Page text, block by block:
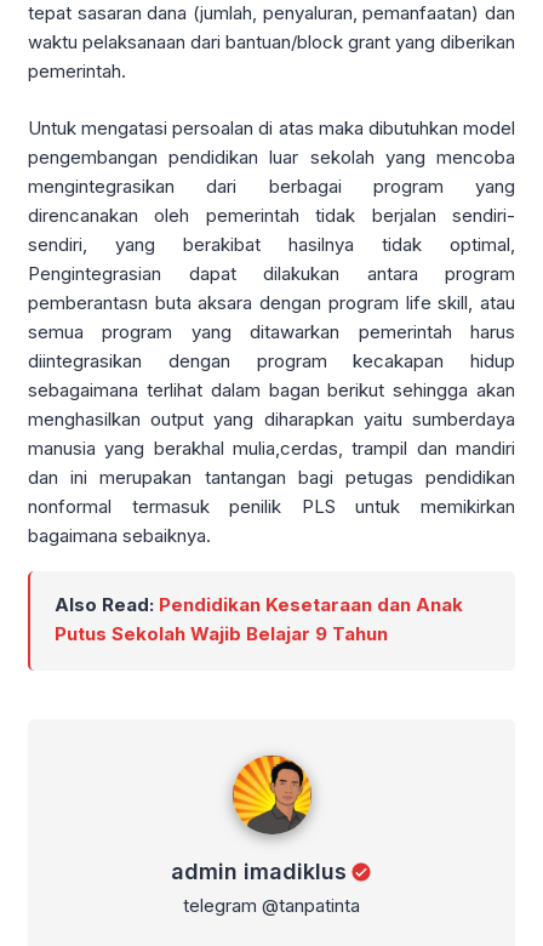
tepat sasaran dana (jumlah, penyaluran, pemanfaatan) dan
waktu pelaksanaan dari bantuan/block grant yang diberikan
pemerintah.
Untuk mengatasi persoalan di atas maka dibutuhkan model
pengembangan pendidikan luar sekolah yang mencoba
mengintegrasikan dari berbagai program yang
direncanakan oleh pemerintah tidak berjalan sendiri-
sendiri, yang berakibat hasilnya tidak optimal,
Pengintegrasian dapat dilakukan antara program
pemberantasn buta aksara dengan program life skill, atau
semua program yang ditawarkan pemerintah harus
diintegrasikan dengan program kecakapan hidup
sebagaimana terlihat dalam bagan berikut sehingga akan
menghasilkan output yang diharapkan yaitu sumberdaya
manusia yang berakhal mulia,cerdas, trampil dan mandiri
dan ini merupakan tantangan bagi petugas pendidikan
nonformal termasuk penilik PLS untuk memikirkan
bagaimana sebaiknya.
Also Read: Pendidikan Kesetaraan dan Anak
Putus Sekolah Wajib Belajar 9 Tahun
admin imadiklus
telegram @tanpatinta